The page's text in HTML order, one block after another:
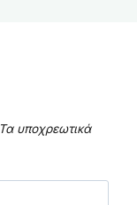
Τα υποχρεωτικά